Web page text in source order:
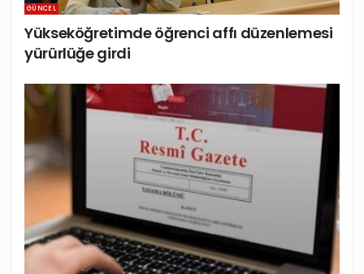
GÜNCEL
Yükseköğretimde öğrenci affı düzenlemesi
yürürlüğe girdi